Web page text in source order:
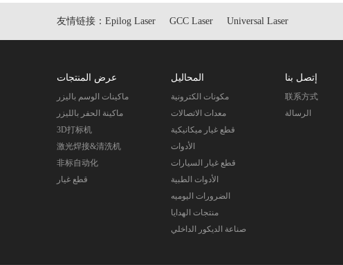
友情链接： Epilog Laser GCC Laser Universal Laser
عرض المنتجات
ماكينات الوسم باليزر
ماكينة الحفر بالليزر
3D打标机
激光焊接&清洗机
非标自动化
قطع غيار
المحاليل
مكونات الكترونية
معدات الاتصالات
قطع غيار ميكانيكية
الأدوات
قطع غيار السيارات
الأدوات الطبية
الضرورات اليوميه
منتجات الهدايا
صناعة الديكور الداخلي
إتصل بنا
联系方式
الرسالة